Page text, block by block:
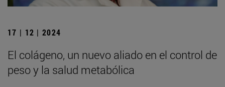
17 | 12 | 2024
El colágeno, un nuevo aliado en el control de
peso y la salud metabólica